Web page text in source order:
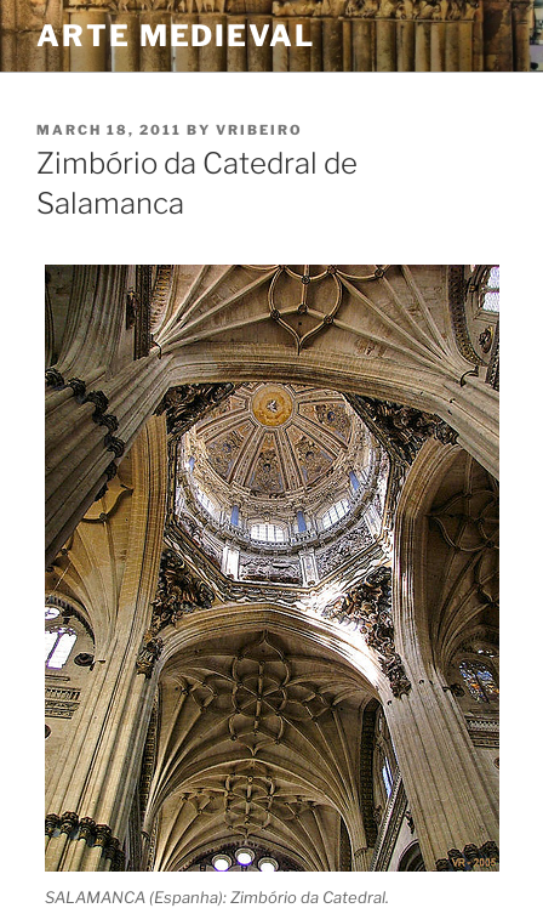
Skip
to
content
ARTE MEDIEVAL
POSTED
ON
MARCH 18, 2011 BY VRIBEIRO
Zimbório da Catedral de
Salamanca
SALAMANCA (Espanha): Zimbório da Catedral.